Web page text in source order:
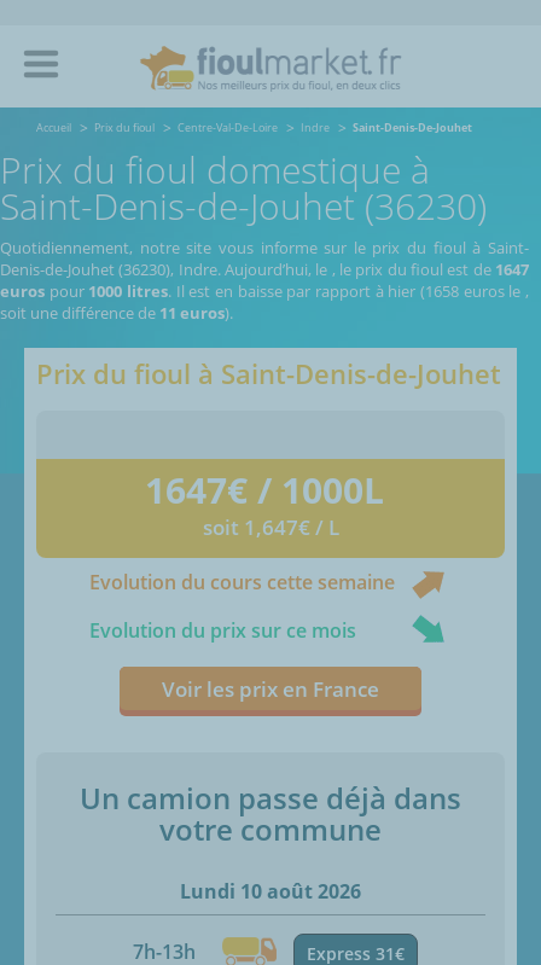
Accueil Prix du fioul Centre-Val-De-Loire Indre Saint-Denis-De-Jouhet
Prix du fioul domestique à
Saint-Denis-de-Jouhet (36230)
Quotidiennement, notre site vous informe sur le prix du fioul à Saint-
Denis-de-Jouhet (36230), Indre.Aujourd’hui, le , le prix du fioul est de 1647
euros pour 1000 litres. Il est en baisse par rapport à hier (1658 euros le,
soit une différence de 11 euros).
Prix du fioul à Saint-Denis-de-Jouhet
1647€ / 1000L
soit 1,647€ / L
Evolution du cours cette semaine
Evolution du prix sur ce mois
Voir les prix en France
Un camion passe déjà dans
votre commune
Lundi 10 août 2026
7h-13h Express 31€